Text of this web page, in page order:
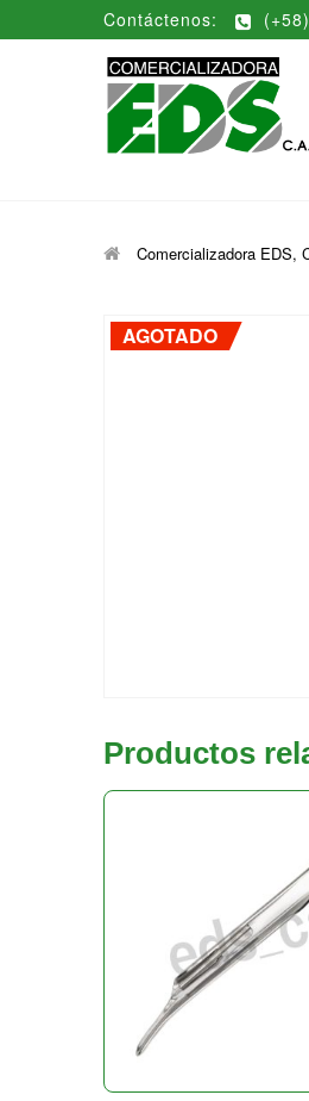
Contáctenos:
Comercializadora EDS,
AGOTADO
Productos